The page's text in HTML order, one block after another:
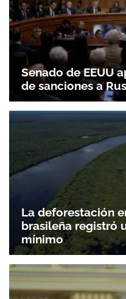
Gracias por
Senado de EEUU
de sanciones a
La deforestación
brasileña registró
mínimo